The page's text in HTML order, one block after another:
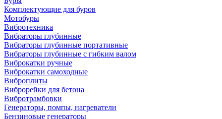
Комплектующие для буров
Мотобуры
Вибротехника
Вибраторы глубинные
Вибраторы глубинные портативные
Вибраторы глубинные с гибким валом
Виброкатки ручные
Виброкатки самоходные
Виброплиты
Виброрейки для бетона
Вибротрамбовки
Генераторы, помпы, нагреватели
Бензиновые генераторы